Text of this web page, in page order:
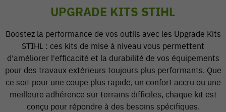
UPGRADE KITS STIHL
Boostez la performance de vos outils avec les Upgrade Kits
STIHL : ces kits de mise à niveau vous permettent
d'améliorer l'efficacité et la durabilité de vos équipements
pour des travaux extérieurs toujours plus performants. Que
ce soit pour une coupe plus rapide, un confort accru ou une
meilleure adhérence sur terrains difficiles, chaque kit est
conçu pour répondre à des besoins spécifiques.